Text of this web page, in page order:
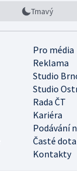
Tmavý
Pro média
Reklama
Studio
Studio
Rada ČT
Kariéra
Podávání
Časté
Kontakty